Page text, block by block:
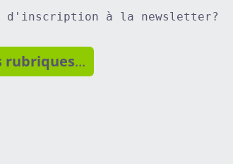
d'inscription à la newsletter?
rubriques...